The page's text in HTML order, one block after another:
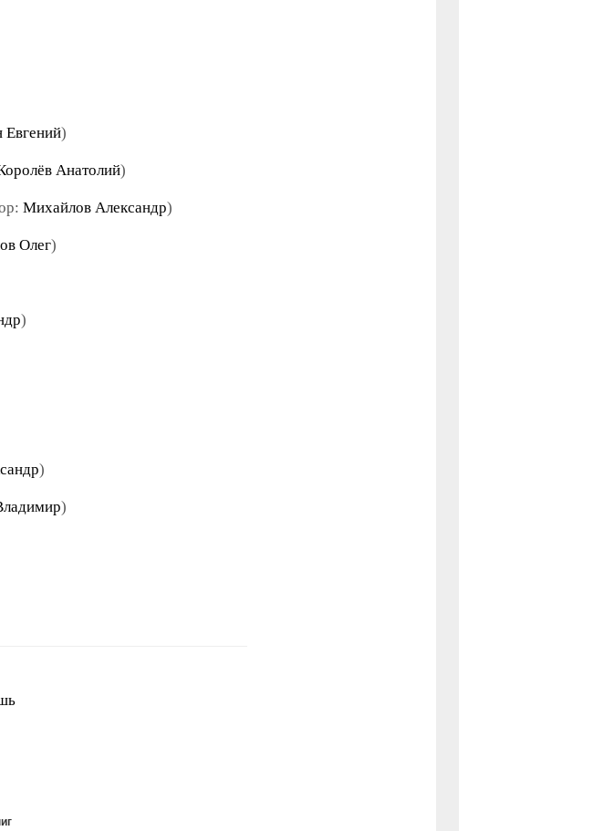
Евгений)
Анатолий)
Михайлов Александр)
Олег)
)
)
)